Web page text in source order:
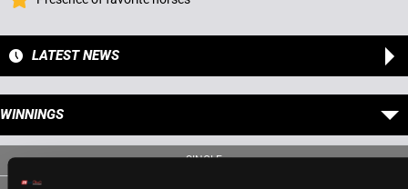
LATEST NEWS
WINNINGS
SINGLE